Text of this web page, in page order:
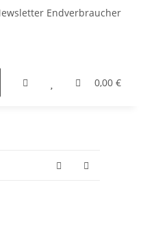
Endverbraucher
0,00 €
Zubehör